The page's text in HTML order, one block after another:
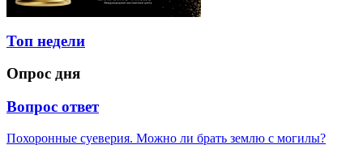
Топ недели
Опрос дня
Вопрос ответ
Похоронные суеверия. Можно ли брать землю с могилы?